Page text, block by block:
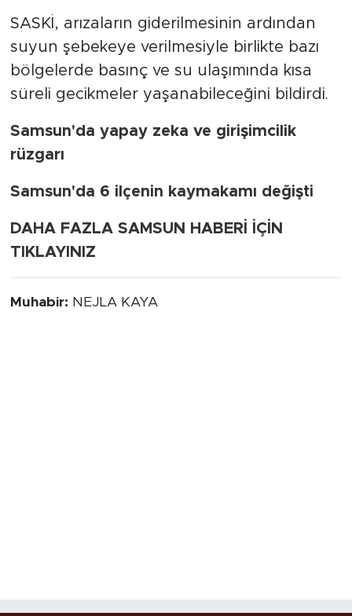
SASKİ, arızaların giderilmesinin ardından
suyun şebekeye verilmesiyle birlikte bazı
bölgelerde basınç ve su ulaşımında kısa
süreli gecikmeler yaşanabileceğini bildirdi.
Samsun'da yapay zeka ve girişimcilik
rüzgarı
Samsun'da 6 ilçenin kaymakamı değişti
DAHA FAZLA SAMSUN HABERİ İÇİN
TIKLAYINIZ
Muhabir: NEJLA KAYA